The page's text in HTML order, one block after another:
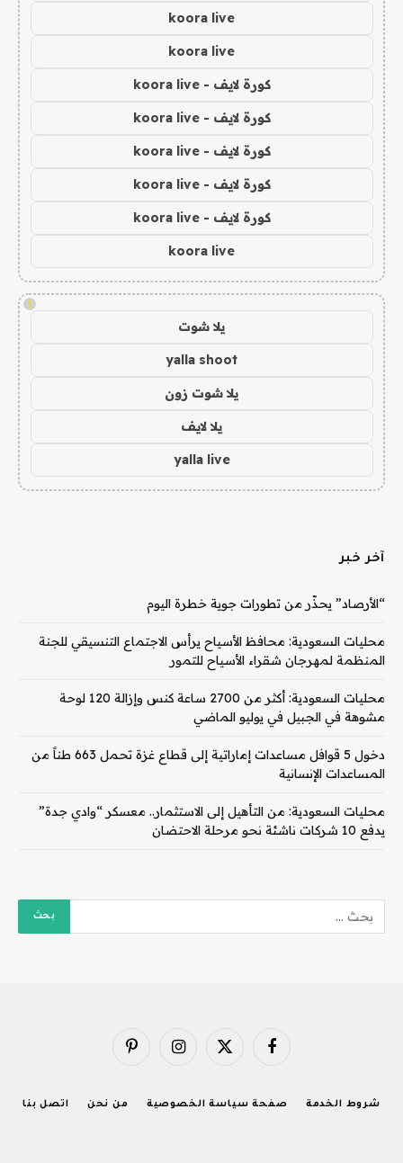
koora live
koora live
كورة لايف - koora live
كورة لايف - koora live
كورة لايف - koora live
كورة لايف - koora live
كورة لايف - koora live
koora live
!
يلا شوت
yalla shoot
يلا شوت زون
يلا لايف
yalla live
آخر خبر
“الأرصاد” يحذّر من تطورات جوية خطرة اليوم
محليات السعودية: محافظ الأسياح يرأس الاجتماع التنسيقي للجنة
المنظمة لمهرجان شقراء الأسياح للتمور
محليات السعودية: أكثر من 2700 ساعة كنس وإزالة 120 لوحة
مشوهة في الجبيل في يوليو الماضي
دخول 5 قوافل مساعدات إماراتية إلى قطاع غزة تحمل 663 طناً من
المساعدات الإنسانية
محليات السعودية: من التأهيل إلى الاستثمار.. معسكر “وادي جدة”
يدفع 10 شركات ناشئة نحو مرحلة الاحتضان
فيسبوك X
الانستغرامبينتيريست
شروط الخدمة صفحة سياسة الخصوصية من نحن اتصل بنا